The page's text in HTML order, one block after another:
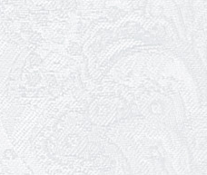
Ахметової
«Божевільна
вистави